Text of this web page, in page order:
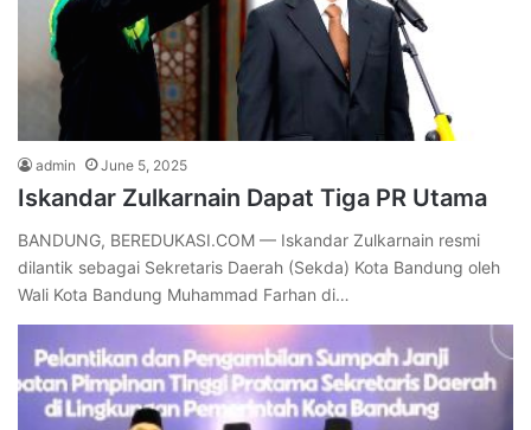
admin June 5, 2025
Iskandar Zulkarnain Dapat Tiga PR Utama
BANDUNG, BEREDUKASI.COM — Iskandar Zulkarnain resmi
dilantik sebagai Sekretaris Daerah (Sekda) Kota Bandung oleh
Wali Kota Bandung Muhammad Farhan di…